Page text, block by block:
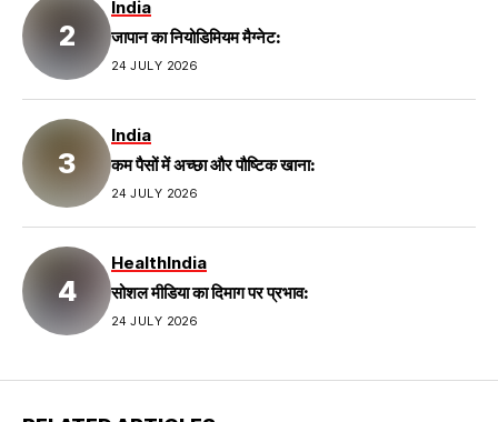
India
जापान का नियोडिमियम मैग्नेट:
24 JULY 2026
India
कम पैसों में अच्छा और पौष्टिक खाना:
24 JULY 2026
HealthIndia
सोशल मीडिया का दिमाग पर प्रभाव:
24 JULY 2026